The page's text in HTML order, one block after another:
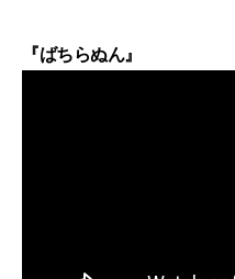
『ばちらぬん』